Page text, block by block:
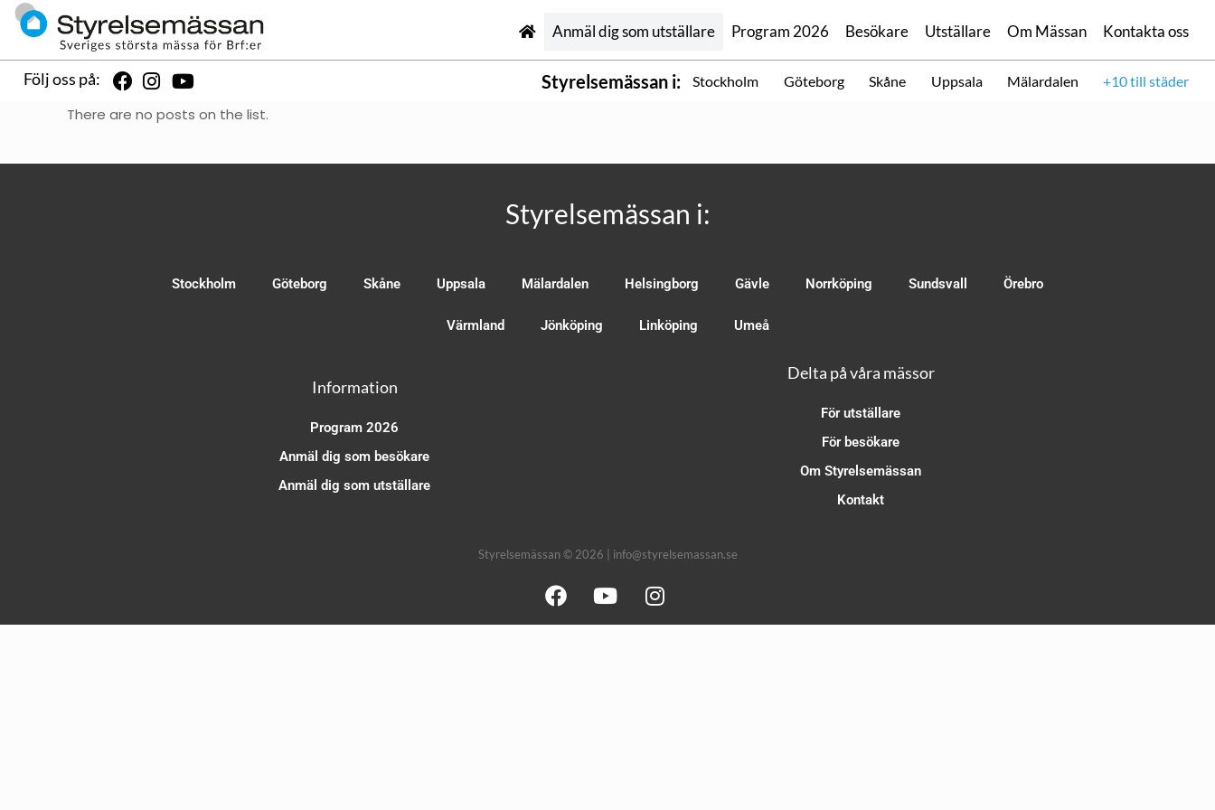
Anmäl dig som utställare Program 2026 Besökare Utställare Om Mässan Kontakta oss
Följ oss på: Styrelsemässan i: Stockholm Göteborg Skåne Uppsala Mälardalen +10 till städer
There are no posts on the list.
Styrelsemässan i:
Stockholm Göteborg Skåne Uppsala Mälardalen Helsingborg Gävle Norrköping Sundsvall Örebro
Värmland Jönköping Linköping Umeå
Information
Program 2026
Anmäl dig som besökare
Anmäl dig som utställare
Delta på våra mässor
För utställare
För besökare
Om Styrelsemässan
Kontakt
Styrelsemässan © 2026 | info@styrelsemassan.se